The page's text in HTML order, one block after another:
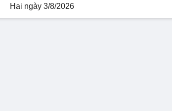
Hai ngày 3/8/2026